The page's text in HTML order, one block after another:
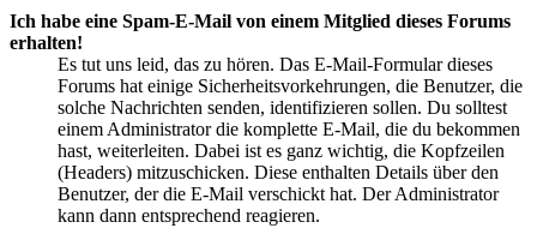
Ich habe eine Spam-E-Mail von einem Mitglied dieses Forums
erhalten!
Es tut uns leid, das zu hören. Das E-Mail-Formular dieses
Forums hat einige Sicherheitsvorkehrungen, die Benutzer, die
solche Nachrichten senden, identifizieren sollen. Du solltest
einem Administrator die komplette E-Mail, die du bekommen
hast, weiterleiten. Dabei ist es ganz wichtig, die Kopfzeilen
(Headers) mitzuschicken. Diese enthalten Details über den
Benutzer, der die E-Mail verschickt hat. Der Administrator
kann dann entsprechend reagieren.